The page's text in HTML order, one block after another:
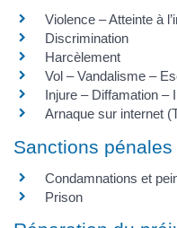
Violence – Atteinte à
Discrimination
Harcèlement
Vol – Vandalisme –
Injure – Diffamation –
Arnaque sur internet
Sanctions pénales
Condamnations et
Prison